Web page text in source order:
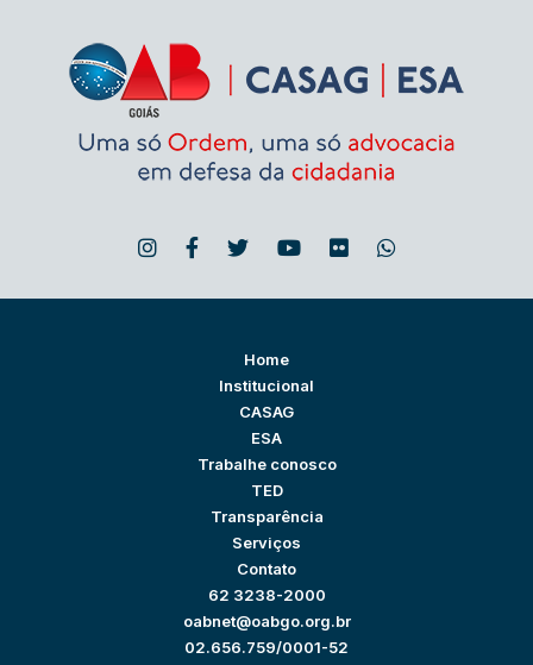
Home
Institucional
CASAG
ESA
Trabalhe conosco
TED
Transparência
Serviços
Contato
62 3238-2000
oabnet@oabgo.org.br
02.656.759/0001-52